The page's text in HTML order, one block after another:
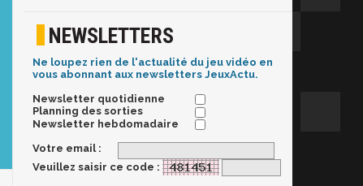
NEWSLETTERS
Ne loupez rien de l'actualité du jeu vidéo en
vous abonnant aux newsletters JeuxActu.
Newsletter quotidienne
Planning des sorties
Newsletter hebdomadaire
Votre email :
Veuillez saisir ce code :